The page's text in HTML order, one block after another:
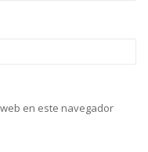
en este navegador